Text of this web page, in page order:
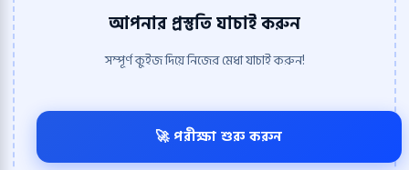
আপনার প্রস্তুতি যাচাই করুন
সম্পূর্ণ কুইজ দিয়ে নিজের মেধা যাচাই করুন!
🚀 পরীক্ষা শুরু করুন